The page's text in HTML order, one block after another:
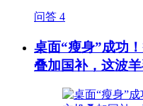
问答 4
桌面“瘦身”成功
叠加国补，这波羊